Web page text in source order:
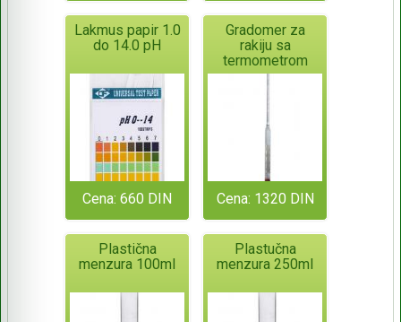
Lakmus papir 1.0
do 14.0 pH
Cena: 660 DIN
Gradomer za
rakiju sa
termometrom
Cena: 1320 DIN
Plastična
menzura 100ml
Plastučna
menzura 250ml